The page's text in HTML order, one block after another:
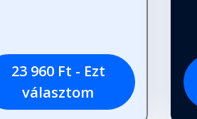
törvénye
23 960 Ft - Ezt
választom